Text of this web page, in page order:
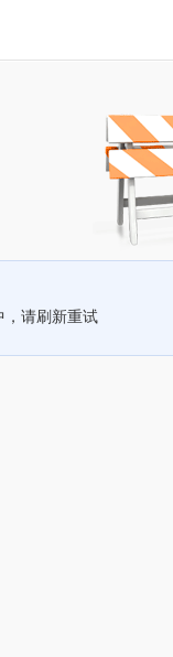
，请刷新重试